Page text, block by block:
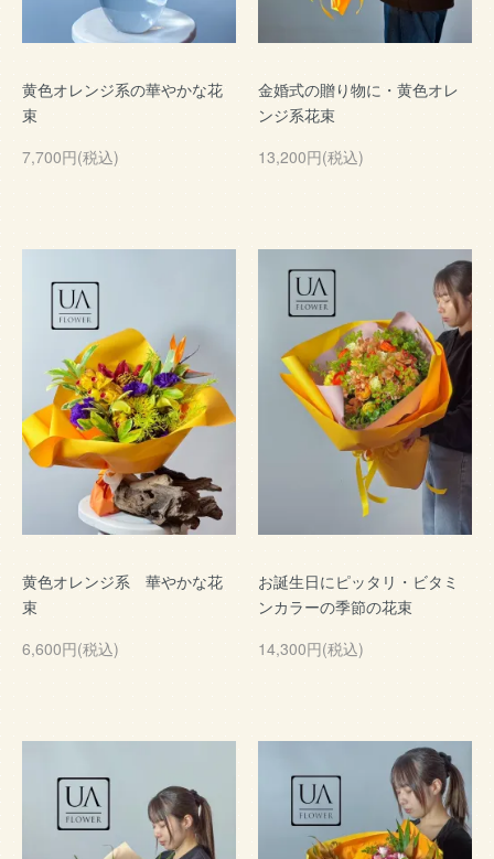
黄色オレンジ系の華やかな花
束
7,700円(税込)
金婚式の贈り物に・黄色オレ
ンジ系花束
13,200円(税込)
黄色オレンジ系 華やかな花
束
6,600円(税込)
お誕生日にピッタリ・ビタミ
ンカラーの季節の花束
14,300円(税込)